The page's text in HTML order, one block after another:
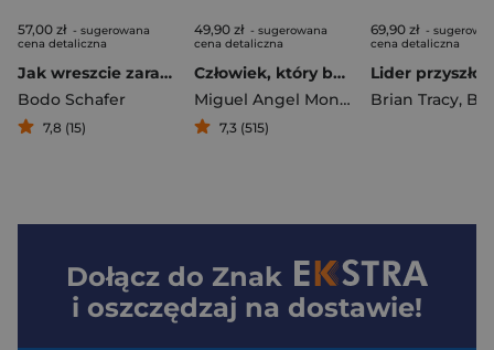
57,00 zł - sugerowana
cena detaliczna
Jak wreszcie zarabiać więcej
Bodo Schafer
7,8 (15)
49,90 zł - sugerowana
cena detaliczna
Człowiek, który bał się żyć
Miguel Angel Montero
7,3 (515)
69,90 zł -
cena detaliczna
Brian Tracy, Bączek
Dołącz do Znak
i oszczędzaj na dostawie!